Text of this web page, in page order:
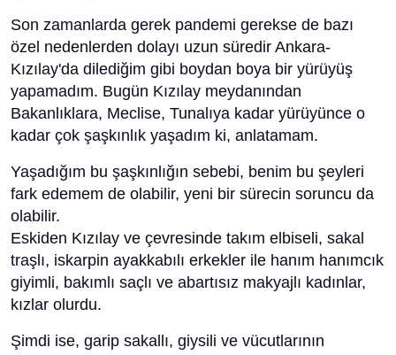
Son zamanlarda gerek pandemi gerekse de bazı
özel nedenlerden dolayı uzun süredir Ankara-
Kızılay'da dilediğim gibi boydan boya bir yürüyüş
yapamadım. Bugün Kızılay meydanından
Bakanlıklara, Meclise, Tunalıya kadar yürüyünce o
kadar çok şaşkınlık yaşadım ki, anlatamam.
Yaşadığım bu şaşkınlığın sebebi, benim bu şeyleri
fark edemem de olabilir, yeni bir sürecin soruncu da
olabilir.
Eskiden Kızılay ve çevresinde takım elbiseli, sakal
traşlı, iskarpin ayakkabılı erkekler ile hanım hanımcık
giyimli, bakımlı saçlı ve abartısız makyajlı kadınlar,
kızlar olurdu.
Şimdi ise, garip sakallı, giysili ve vücutlarının